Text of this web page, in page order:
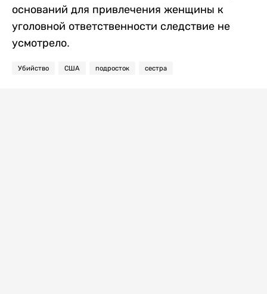
оснований для привлечения женщины к
уголовной ответственности следствие не
усмотрело.
Убийство США подросток сестра